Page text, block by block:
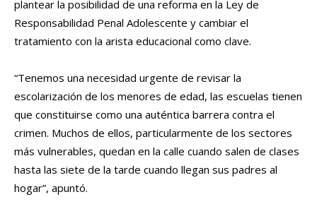
plantear la posibilidad de una reforma en la Ley de
Responsabilidad Penal Adolescente y cambiar el
tratamiento con la arista educacional como clave.
“Tenemos una necesidad urgente de revisar la
escolarización de los menores de edad, las escuelas tienen
que constituirse como una auténtica barrera contra el
crimen. Muchos de ellos, particularmente de los sectores
más vulnerables, quedan en la calle cuando salen de clases
hasta las siete de la tarde cuando llegan sus padres al
hogar”, apuntó.